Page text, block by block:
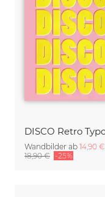
Wandbilder ab 14,90 €
18,90 € -25%